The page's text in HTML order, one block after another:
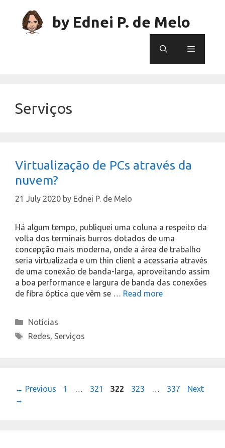
content
by Ednei P. de Melo
Menu
Serviços
Virtualização de PCs através da
nuvem?
21 July 2020 by Ednei P. de Melo
Há algum tempo, publiquei uma coluna a respeito da
volta dos terminais burros dotados de uma
concepção mais moderna, onde a área de trabalho
seria virtualizada e um thin client a acessaria através
de uma conexão de banda-larga, aproveitando assim
a boa performance e largura de banda das conexões
de fibra óptica que vêm se … Read more
Categories
Notícias
Tags
Redes, Serviços
← Previous Page
1 … Page
321 Page
322 Page
323 … Page
337
Next
→